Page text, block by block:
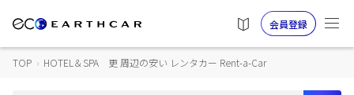
会員登録
TOP › HOTEL＆SPA 更 周辺の安い レンタカー Rent-a-Car